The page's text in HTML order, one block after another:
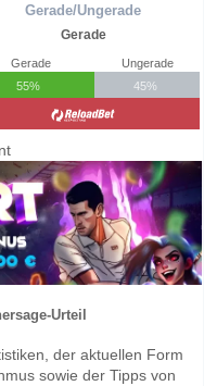
Gerade/Ungerade
Gerade
Gerade
55%
Ungerade
45%
Urteil
der aktuellen Form
sowie der Tipps von